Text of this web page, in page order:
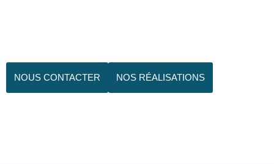
NOUS CONTACTER NOS RÉALISATIONS